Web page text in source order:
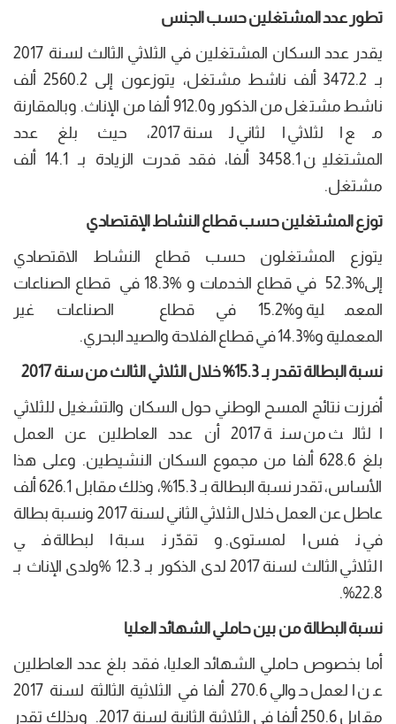
تطور عدد المشتغلين حسب الجنس
يقدر عدد السكان المشتغلين في الثلاثي الثالث لسنة 2017
بـ 3472.2 ألف ناشط مشتغل، يتوزعون إلى 2560.2 ألف
ناشط مشتغل من الذكور و912.0 ألفا من الإناث. وبالمقارنة
مع الثلاثي الثاني لسنة 2017، حيث بلغ عدد
المشتغلين 3458.1 ألفا، فقد قدرت الزيادة بـ 14.1 ألف
مشتغل.
توزع المشتغلين حسب قطاع النشاط الإقتصادي
يتوزع المشتغلون حسب قطاع النشاط الاقتصادي
إلى%52.3 في قطاع الخدمات و %18.3 في قطاع الصناعات
المعملية و%15.2 في قطاع الصناعات غير
المعملية و%14.3 في قطاع الفلاحة والصيد البحري.
نسبة البطالة تقدر بـ 15.3% خلال الثلاثي الثالث من سنة 2017
أفرزت نتائج المسح الوطني حول السكان والتشغيل للثلاثي
الثالث من سنة 2017 أن عدد العاطلين عن العمل
بلغ 628.6 ألفا من مجموع السكان النشيطين. وعلى هذا
الأساس، تقدر نسبة البطالة بـ 15.3%، وذلك مقابل 626.1 ألف
عاطل عن العمل خلال الثلاثي الثاني لسنة 2017 ونسبة بطالة
في نفس المستوى. وتقدّر نسبة البطالة في
الثلاثي الثالث لسنة 2017 لدى الذكور بـ 12.3 %ولدى الإناث بـ
22.8%.
نسبة البطالة من بين حاملي الشهائد العليا
أما بخصوص حاملي الشهائد العليا، فقد بلغ عدد العاطلين
عن العمل حوالي 270.6 ألفا في الثلاثية الثالثة لسنة 2017
مقابل 250.6 ألفا في الثلاثية الثانية لسنة 2017. وبذلك تقدر